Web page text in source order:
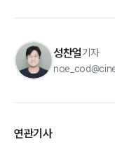
성찬얼기자
연관기사